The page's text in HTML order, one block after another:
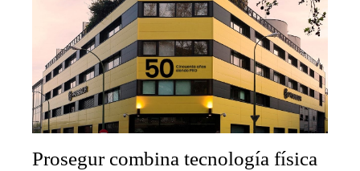
Prosegur combina tecnología física